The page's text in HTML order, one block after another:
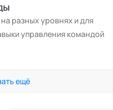
разных уровнях и для
управления командой
ещё